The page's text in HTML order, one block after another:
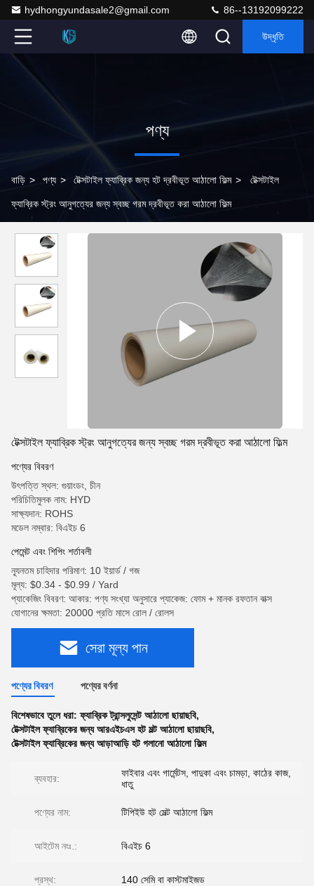
hydhongyundasale2@gmail.com 86--13192099222
উদ্ধৃতি
পণ্য
বাড়ি > পণ্য > টেক্সটাইল ফ্যাব্রিক জন্য হট দ্রবীভূত আঠালো ফিল্ম > টেক্সটাইল
ফ্যাব্রিক স্ট্রং আনুগত্যের জন্য স্বচ্ছ গরম দ্রবীভূত করা আঠালো ফিল্ম
টেক্সটাইল ফ্যাব্রিক স্ট্রং আনুগত্যের জন্য স্বচ্ছ গরম দ্রবীভূত করা আঠালো ফিল্ম
পণ্যের বিবরণ
উৎপত্তি স্থল: গুয়াংডং, চীন
পরিচিতিমুলক নাম: HYD
সাক্ষ্যদান: ROHS
মডেল নম্বার: বিএইচ 6
পেমেন্ট এবং শিপিং শর্তাবলী
ন্যূনতম চাহিদার পরিমাণ: 10 ইয়ার্ড / গজ
মূল্য: $0.34 - $0.99 / Yard
প্যাকেজিং বিবরণ: আকার: পণ্য সংখ্যা অনুসারে প্যাকেজ: ফোম + মানক রফতান বাক্স
যোগানের ক্ষমতা: 20000 প্রতি মাসে রোল / রোলস
সেরা মূল্য পান
পণ্যের বিবরণ পণ্যের বর্ণনা
বিশেষভাবে তুলে ধরা:ফ্যাব্রিক ট্রান্সলুসেন্ট আঠালো ছায়াছবি,
টেক্সটাইল ফ্যাব্রিকের জন্য আরএইচএস হট মল্ট আঠালো ছায়াছবি,
টেক্সটাইল ফ্যাব্রিকের জন্য আড়াআড়ি হট গলানো আঠালো ফিল্ম
ব্যবহার:
ফাইবার এবং গার্মেন্টস, পাদুকা এবং চামড়া, কাঠের কাজ,
ধাতু
পণ্যের নাম: টিপিইউ হট মেল্ট আঠালো ফিল্ম
আইটেম নংঃ.: বিএইচ 6
প্রস্থ: 140 সেমি বা কাস্টমাইজড